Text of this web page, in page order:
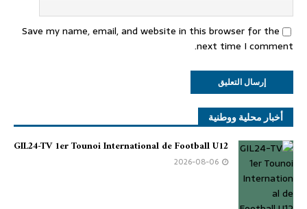
Save my name, email, and website in this browser for the
next time I comment.
أخبار محلية ووطنية
GIL24-TV 1er Tounoi International de Football U12
2026-08-06